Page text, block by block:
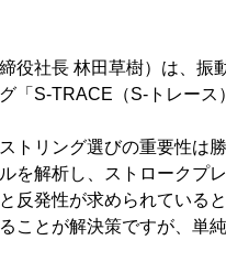
役社長 林田草樹）は、振
「S-TRACE（S-トレース
リング選びの重要性は
を解析し、ストロークプ
反発性が求められている
ことが解決策ですが、単